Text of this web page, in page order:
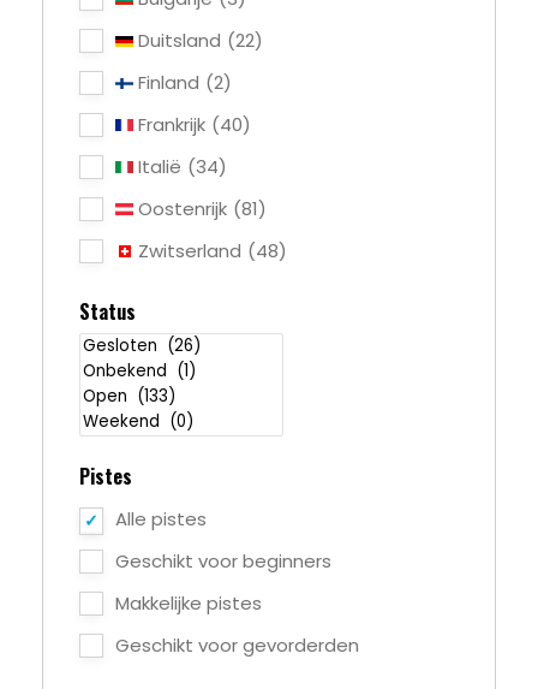
Duitsland (22)
Finland (2)
Frankrijk (40)
Italië (34)
Oostenrijk (81)
Zwitserland (48)
Status
Pistes
Alle pistes
Geschikt voor beginners
Makkelijke pistes
Geschikt voor gevorderden